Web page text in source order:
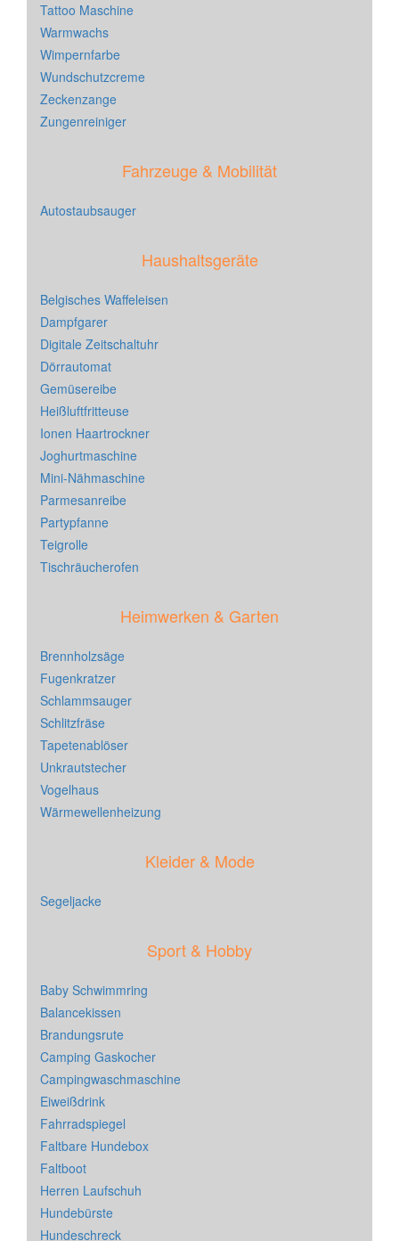
Tattoo Maschine
Warmwachs
Wimpernfarbe
Wundschutzcreme
Zeckenzange
Zungenreiniger
Fahrzeuge & Mobilität
Autostaubsauger
Haushaltsgeräte
Belgisches Waffeleisen
Dampfgarer
Digitale Zeitschaltuhr
Dörrautomat
Gemüsereibe
Heißluftfritteuse
Ionen Haartrockner
Joghurtmaschine
Mini-Nähmaschine
Parmesanreibe
Partypfanne
Teigrolle
Tischräucherofen
Heimwerken & Garten
Brennholzsäge
Fugenkratzer
Schlammsauger
Schlitzfräse
Tapetenablöser
Unkrautstecher
Vogelhaus
Wärmewellenheizung
Kleider & Mode
Segeljacke
Sport & Hobby
Baby Schwimmring
Balancekissen
Brandungsrute
Camping Gaskocher
Campingwaschmaschine
Eiweißdrink
Fahrradspiegel
Faltbare Hundebox
Faltboot
Herren Laufschuh
Hundebürste
Hundeschreck